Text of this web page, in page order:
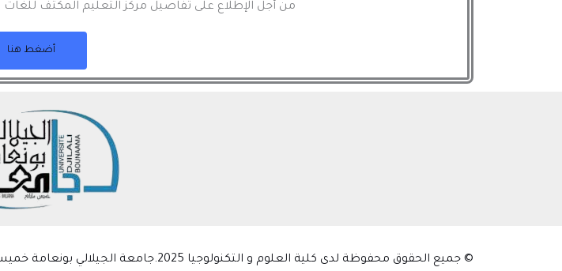
من أجل الإطلاع على تفاصيل مركز التعليم المكثف للغات
أضغط هنا
© جميع الحقوق محفوظة لدى كلية العلوم و التكنولوجيا 2025.جامعة الجيلالي بونعامة خميس مليانة